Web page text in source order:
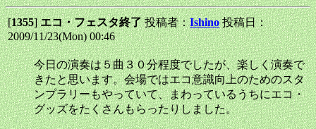
[1355]エコ・フェスタ終了投稿者：Ishino 投稿日：
2009/11/23(Mon) 00:46
今日の演奏は５曲３０分程度でしたが、楽しく演奏で
きたと思います。会場ではエコ意識向上のためのスタ
ンプラリーもやっていて、まわっているうちにエコ・
グッズをたくさんもらったりしました。